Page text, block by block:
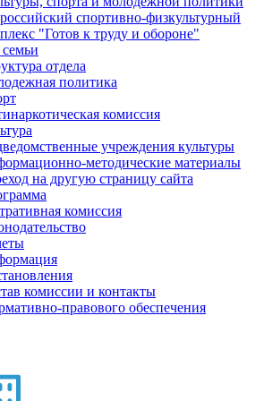
спортивно-физкультурный
"Готов к труду и обороне"
отдела
политика
комиссия
учреждения культуры
методические материалы
на другую страницу сайта
комиссия
комиссии и контакты
правового обеспечения